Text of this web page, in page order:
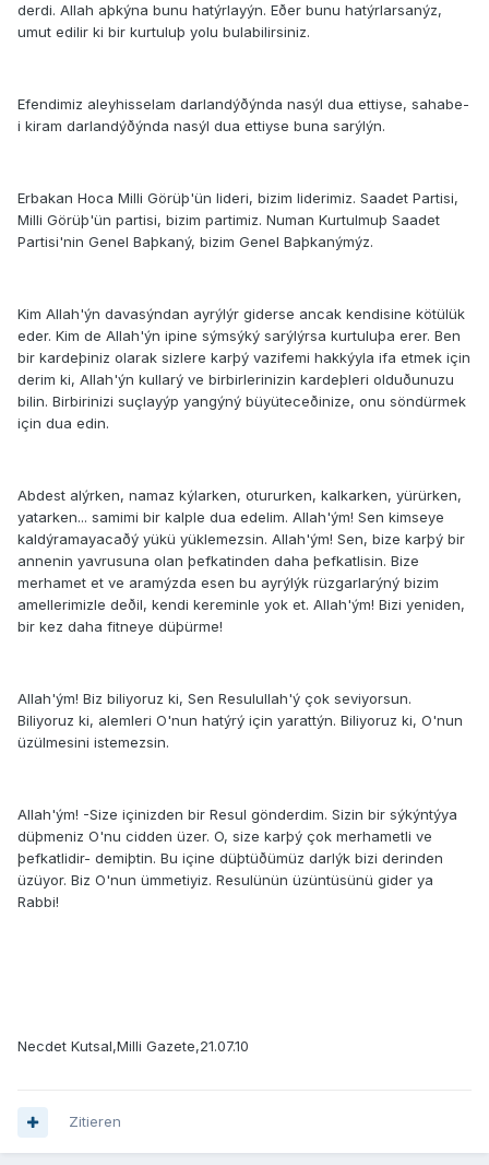
derdi. Allah aþkýna bunu hatýrlayýn. Eðer bunu hatýrlarsanýz,
umut edilir ki bir kurtuluþ yolu bulabilirsiniz.
Efendimiz aleyhisselam darlandýðýnda nasýl dua ettiyse, sahabe-
i kiram darlandýðýnda nasýl dua ettiyse buna sarýlýn.
Erbakan Hoca Milli Görüþ'ün lideri, bizim liderimiz. Saadet Partisi,
Milli Görüþ'ün partisi, bizim partimiz. Numan Kurtulmuþ Saadet
Partisi'nin Genel Baþkaný, bizim Genel Baþkanýmýz.
Kim Allah'ýn davasýndan ayrýlýr giderse ancak kendisine kötülük
eder. Kim de Allah'ýn ipine sýmsýký sarýlýrsa kurtuluþa erer. Ben
bir kardeþiniz olarak sizlere karþý vazifemi hakkýyla ifa etmek için
derim ki, Allah'ýn kullarý ve birbirlerinizin kardeþleri olduðunuzu
bilin. Birbirinizi suçlayýp yangýný büyüteceðinize, onu söndürmek
için dua edin.
Abdest alýrken, namaz kýlarken, otururken, kalkarken, yürürken,
yatarken... samimi bir kalple dua edelim. Allah'ým! Sen kimseye
kaldýramayacaðý yükü yüklemezsin. Allah'ým! Sen, bize karþý bir
annenin yavrusuna olan þefkatinden daha þefkatlisin. Bize
merhamet et ve aramýzda esen bu ayrýlýk rüzgarlarýný bizim
amellerimizle deðil, kendi kereminle yok et. Allah'ým! Bizi yeniden,
bir kez daha fitneye düþürme!
Allah'ým! Biz biliyoruz ki, Sen Resulullah'ý çok seviyorsun.
Biliyoruz ki, alemleri O'nun hatýrý için yarattýn. Biliyoruz ki, O'nun
üzülmesini istemezsin.
Allah'ým! -Size içinizden bir Resul gönderdim. Sizin bir sýkýntýya
düþmeniz O'nu cidden üzer. O, size karþý çok merhametli ve
þefkatlidir- demiþtin. Bu içine düþtüðümüz darlýk bizi derinden
üzüyor. Biz O'nun ümmetiyiz. Resulünün üzüntüsünü gider ya
Rabbi!
Necdet Kutsal,Milli Gazete,21.07.10
Zitieren